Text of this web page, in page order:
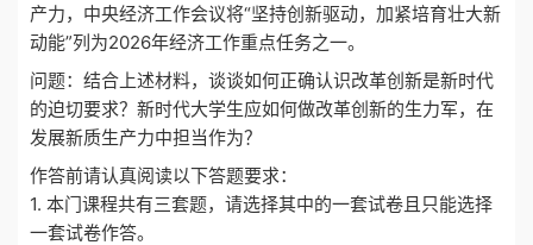
产力，中央经济工作会议将“坚持创新驱动，加紧培育壮大新
动能”列为2026年经济工作重点任务之一。
问题：结合上述材料，谈谈如何正确认识改革创新是新时代
的迫切要求？新时代大学生应如何做改革创新的生力军，在
发展新质生产力中担当作为？
作答前请认真阅读以下答题要求：
1. 本门课程共有三套题，请选择其中的一套试卷且只能选择
一套试卷作答。